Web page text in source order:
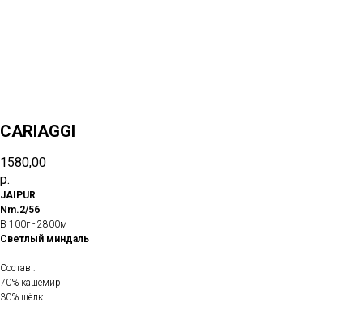
CARIAGGI
1580,00
р.
JAIPUR
Nm.2/56
В 100г - 2800м
Светлый миндаль
Состав :
70% кашемир
30% шёлк